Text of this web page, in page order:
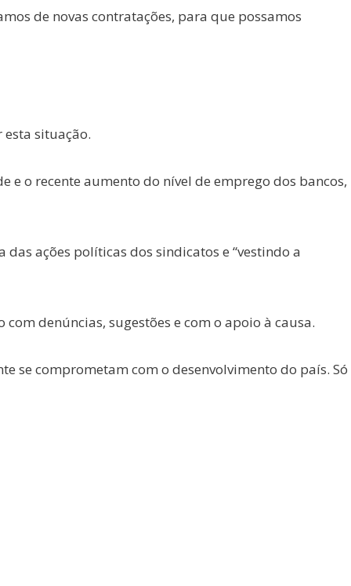
de novas contratações, para que possamos
situação.
e o recente aumento do nível de emprego dos bancos,
ações políticas dos sindicatos e “vestindo a
denúncias, sugestões e com o apoio à causa.
se comprometam com o desenvolvimento do país. Só